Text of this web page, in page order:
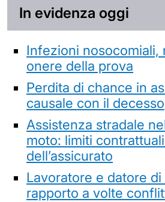
In evidenza oggi
Infezioni nosocomiali,
onere della prova
Perdita di chance in
causale con il decesso
Assistenza stradale
moto: limiti
dell’assicurato
Lavoratore e datore
rapporto a volte